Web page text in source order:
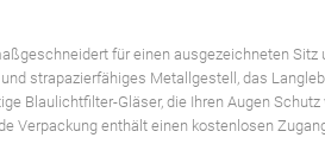
für einen ausgezeichneten Sitz
strapazierfähiges Metallgestell, das
Blaulichtfilter-Gläser, die Ihren Augen
Verpackung enthält einen kostenlosen